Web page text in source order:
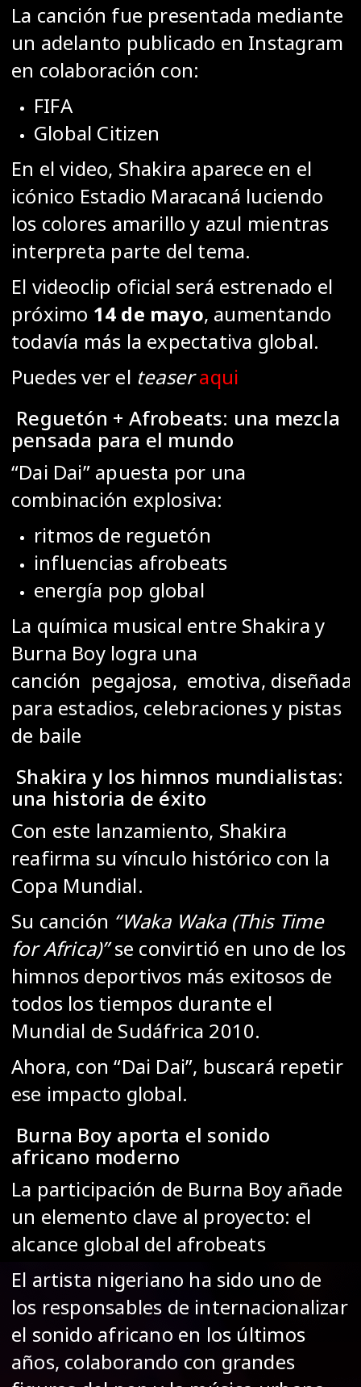
La canción fue presentada mediante
un adelanto publicado en Instagram
en colaboración con:
FIFA
Global Citizen
En el video, Shakira aparece en el
icónico Estadio Maracaná luciendo
los colores amarillo y azul mientras
interpreta parte del tema.
El videoclip oficial será estrenado el
próximo 14 de mayo, aumentando
todavía más la expectativa global.
Puedes ver el teaser aqui
Reguetón + Afrobeats: una mezcla
pensada para el mundo
“Dai Dai” apuesta por una
combinación explosiva:
ritmos de reguetón
influencias afrobeats
energía pop global
La química musical entre Shakira y
Burna Boy logra una
canción pegajosa, emotiva, diseñada
para estadios, celebraciones y pistas
de baile
Shakira y los himnos mundialistas:
una historia de éxito
Con este lanzamiento, Shakira
reafirma su vínculo histórico con la
Copa Mundial.
Su canción “Waka Waka (This Time
for Africa)”se convirtió en uno de los
himnos deportivos más exitosos de
todos los tiempos durante el
Mundial de Sudáfrica 2010.
Ahora, con “Dai Dai”, buscará repetir
ese impacto global.
Burna Boy aporta el sonido
africano moderno
La participación de Burna Boy añade
un elemento clave al proyecto: el
alcance global del afrobeats
El artista nigeriano ha sido uno de
los responsables de internacionalizar
el sonido africano en los últimos
años, colaborando con grandes